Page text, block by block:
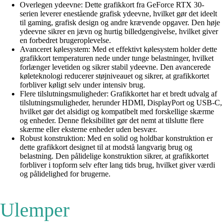
Overlegen ydeevne: Dette grafikkort fra GeForce RTX 30-
serien leverer enestående grafisk ydeevne, hvilket gør det ideelt
til gaming, grafisk design og andre krævende opgaver. Den høje
ydeevne sikrer en jævn og hurtig billedgengivelse, hvilket giver
en forbedret brugeroplevelse.
Avanceret kølesystem: Med et effektivt kølesystem holder dette
grafikkort temperaturen nede under tunge belastninger, hvilket
forlænger levetiden og sikrer stabil ydeevne. Den avancerede
køleteknologi reducerer støjniveauet og sikrer, at grafikkortet
forbliver køligt selv under intensiv brug.
Flere tilslutningsmuligheder: Grafikkortet har et bredt udvalg af
tilslutningsmuligheder, herunder HDMI, DisplayPort og USB-C,
hvilket gør det alsidigt og kompatibelt med forskellige skærme
og enheder. Denne fleksibilitet gør det nemt at tilslutte flere
skærme eller eksterne enheder uden besvær.
Robust konstruktion: Med en solid og holdbar konstruktion er
dette grafikkort designet til at modstå langvarig brug og
belastning. Den pålidelige konstruktion sikrer, at grafikkortet
forbliver i topform selv efter lang tids brug, hvilket giver værdi
og pålidelighed for brugerne.
Ulemper